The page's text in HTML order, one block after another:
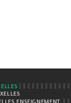
ENSEIGNEMENT